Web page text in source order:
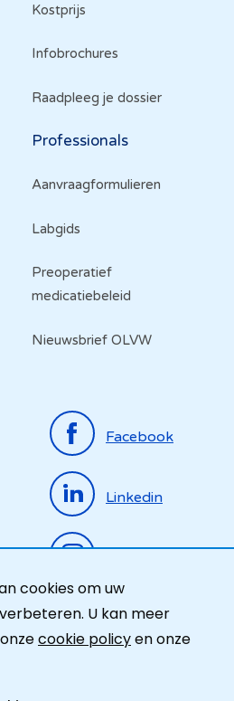
cookies om uw
U kan meer
cookie policyen onze
Kostprijs
Infobrochures
Raadpleeg je dossier
Professionals
Aanvraagformulieren
Labgids
Preoperatief
medicatiebeleid
Nieuwsbrief OLVW
Facebook
Linkedin
Instagram